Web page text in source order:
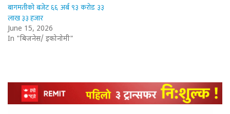
बागमतीको बजेट ६६ अर्ब ९३ करोड ३३
लाख ३३ हजार
June 15, 2026
In "बिजनेस/ इकोनोमी"